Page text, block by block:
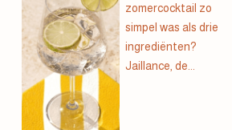
zomercocktail zo
simpel was als drie
ingrediënten?
Jaillance, de...